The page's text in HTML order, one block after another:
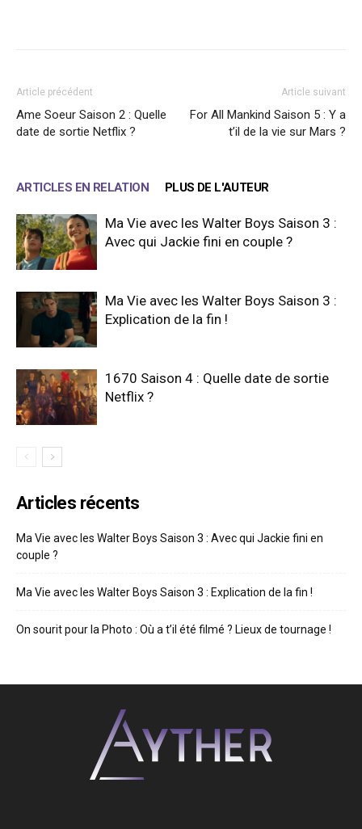
Article précédent
Ame Soeur Saison 2 : Quelle
date de sortie Netflix ?
Article suivant
For All Mankind Saison 5 : Y a
t’il de la vie sur Mars ?
ARTICLES EN RELATION PLUS DE L'AUTEUR
Ma Vie avec les Walter Boys Saison 3 :
Avec qui Jackie fini en couple ?
Ma Vie avec les Walter Boys Saison 3 :
Explication de la fin !
1670 Saison 4 : Quelle date de sortie
Netflix ?
Articles récents
Ma Vie avec les Walter Boys Saison 3 : Avec qui Jackie fini en
couple ?
Ma Vie avec les Walter Boys Saison 3 : Explication de la fin !
On sourit pour la Photo : Où a t’il été filmé ? Lieux de tournage !